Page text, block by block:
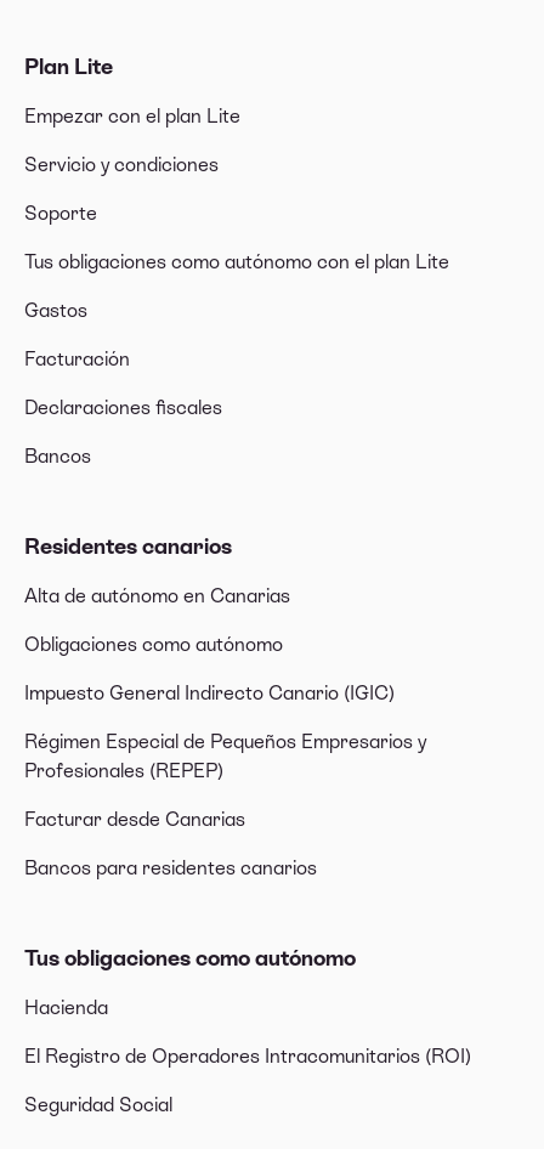
Plan Lite
Empezar con el plan Lite
Servicio y condiciones
Soporte
Tus obligaciones como autónomo con el plan Lite
Gastos
Facturación
Declaraciones fiscales
Bancos
Residentes canarios
Alta de autónomo en Canarias
Obligaciones como autónomo
Impuesto General Indirecto Canario (IGIC)
Régimen Especial de Pequeños Empresarios y
Profesionales (REPEP)
Facturar desde Canarias
Bancos para residentes canarios
Tus obligaciones como autónomo
Hacienda
El Registro de Operadores Intracomunitarios (ROI)
Seguridad Social